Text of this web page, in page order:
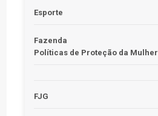
Esporte
Fazenda
Políticas de Proteção da Mulher
FJG